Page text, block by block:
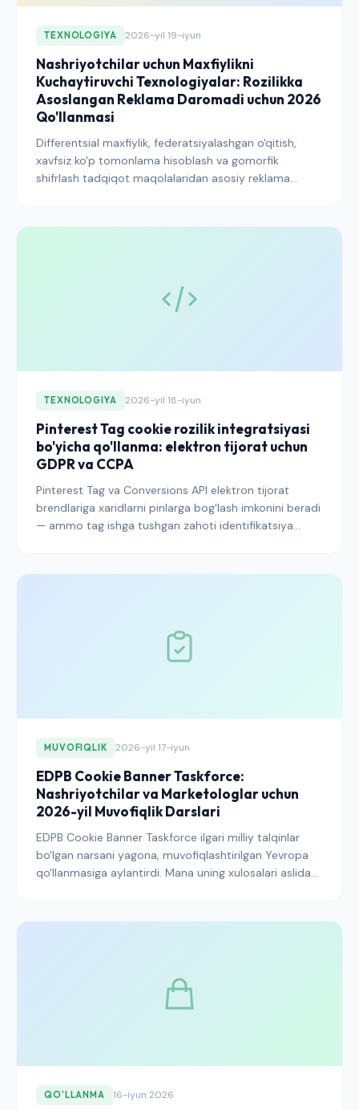
TEXNOLOGIYA 2026-yil 19-iyun
Nashriyotchilar uchun Maxfiylikni
Kuchaytiruvchi Texnologiyalar: Rozilikka
Asoslangan Reklama Daromadi uchun 2026
Qo'llanmasi
Differentsial maxfiylik, federatsiyalashgan o'qitish,
xavfsiz ko'p tomonlama hisoblash va gomorfik
shifrlash tadqiqot maqolalaridan asosiy reklama
qiladi va nashriyotchilar avvalo qaerga sarmoya
TEXNOLOGIYA 2026-yil 18-iyun
Pinterest Tag cookie rozilik integratsiyasi
bo'yicha qo'llanma: elektron tijorat uchun
GDPR va CCPA
Pinterest Tag va Conversions API elektron tijorat
brendlariga xaridlarni pinlarga bog'lash imkonini beradi
— ammo tag ishga tushgan zahoti identifikatsiya
konversiya ma'lumotlarini yo'qotmasdan Pinterest-ni
MUVOFIQLIK 2026-yil 17-iyun
EDPB Cookie Banner Taskforce:
Nashriyotchilar va Marketologlar uchun
2026-yil Muvofiqlik Darslari
EDPB Cookie Banner Taskforce ilgari milliy talqinlar
bo'lgan narsani yagona, muvofiqlashtirilgan Yevropa
qo'llanmasiga aylantirdi. Mana uning xulosalari aslida
muvofiqlashtirish usuli.
QO'LLANMA 16-iyun 2026